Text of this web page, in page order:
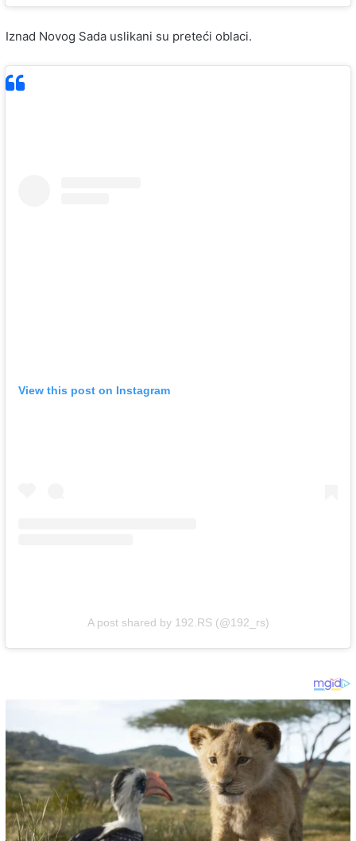
Iznad Novog Sada uslikani su preteći oblaci.
View this post on Instagram
A post shared by 192.RS (@192_rs)